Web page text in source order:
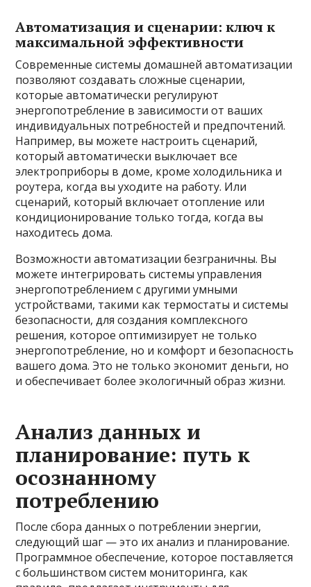
Автоматизация и сценарии: ключ к
максимальной эффективности
Современные системы домашней автоматизации
позволяют создавать сложные сценарии,
которые автоматически регулируют
энергопотребление в зависимости от ваших
индивидуальных потребностей и предпочтений.
Например, вы можете настроить сценарий,
который автоматически выключает все
электроприборы в доме, кроме холодильника и
роутера, когда вы уходите на работу. Или
сценарий, который включает отопление или
кондиционирование только тогда, когда вы
находитесь дома.
Возможности автоматизации безграничны. Вы
можете интегрировать системы управления
энергопотреблением с другими умными
устройствами, такими как термостаты и системы
безопасности, для создания комплексного
решения, которое оптимизирует не только
энергопотребление, но и комфорт и безопасность
вашего дома. Это не только экономит деньги, но
и обеспечивает более экологичный образ жизни.
Анализ данных и
планирование: путь к
осознанному
потреблению
После сбора данных о потреблении энергии,
следующий шаг — это их анализ и планирование.
Программное обеспечение, которое поставляется
с большинством систем мониторинга, как